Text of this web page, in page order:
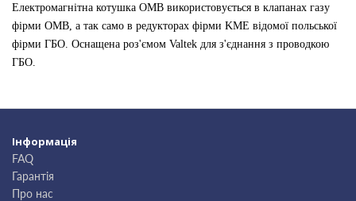
Електромагнітна котушка OMB використовується в клапанах газу
фірми OMB, а так само в редукторах фірми KME відомої польської
фірми ГБО. Оснащена роз'ємом Valtek для з'єднання з проводкою
ГБО.
Інформація
FAQ
Гарантія
Про нас